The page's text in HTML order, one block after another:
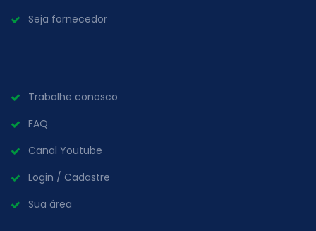
Seja fornecedor
Trabalhe conosco
FAQ
Canal Youtube
Login / Cadastre
Sua área